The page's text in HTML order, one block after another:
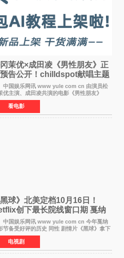
茉优×成田凌《男性朋友》正
告公开！chilldspot献唱主题
国娱乐网讯 www yule com cn 由演员松
优主演、成田凌共演的电影《男性朋友》
岛有纪子执导，11月6日上映）于8月5日公开
视觉图与正式预告片。同时，三人乐队
为该片创
看电影
黑球》北美定档10月16日！
创下最长院线窗口期 戛纳
佳导演加持
国娱乐网讯 www yule com cn 今年戛纳
节备受好评的历史 同性 剧情片《黑球》拿下
美国发行电影的最长院线放映期——该片
定档今年10月16日美国影院上映（此前定档
6日，如
电视剧